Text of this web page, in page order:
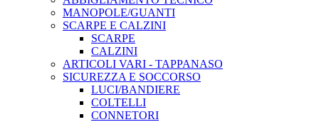
MANOPOLE/GUANTI
SCARPE E CALZINI
SCARPE
CALZINI
ARTICOLI VARI - TAPPANASO
SICUREZZA E SOCCORSO
LUCI/BANDIERE
COLTELLI
CONNETORI